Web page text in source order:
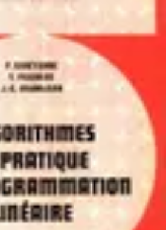
Techniques